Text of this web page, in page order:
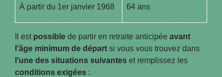
À partir du 1er janvier 1968 64 ans
Il est possible de partir en retraite anticipée avant
l'âge minimum de départ si vous vous trouvez dans
l'une des situations suivantes et remplissez les
conditions exigées :